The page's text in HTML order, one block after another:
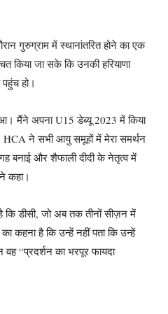
गुरुग्राम में स्थानांतरित होने का एक
किया जा सके कि उनकी हरियाणा
हो।
मैंने अपना U15 डेब्यू 2023 में किया
ने सभी आयु समूहों में मेरा समर्थन
बनाई और शैफाली दीदी के नेतृत्व में
कहा।
है कि डीसी, जो अब तक तीनों सीज़न में
कहना है कि उन्हें नहीं पता कि उन्हें
“प्रदर्शन का भरपूर फायदा